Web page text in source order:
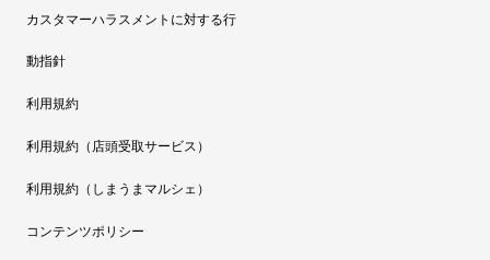
カスタマーハラスメントに対する行
動指針
利用規約
利用規約（店頭受取サービス）
利用規約（しまうまマルシェ）
コンテンツポリシー